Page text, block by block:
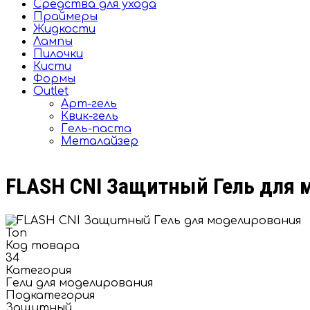
Средства для ухода
Праймеры
Жидкости
Лампы
Пилочки
Кисти
Формы
Outlet
Арт-гель
Квик-гель
Гель-паста
Металайзер
FLASH CNI Защитный Гель для
Топ
Код товара
34
Категория
Гели для моделирования
Подкатегория